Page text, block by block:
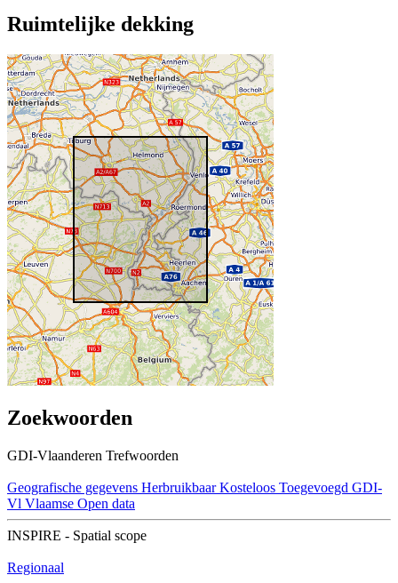
Ruimtelijke dekking
Zoekwoorden
GDI-Vlaanderen Trefwoorden
Geografische gegevens Herbruikbaar Kosteloos Toegevoegd GDI-
Vl Vlaamse Open data
INSPIRE - Spatial scope
Regionaal